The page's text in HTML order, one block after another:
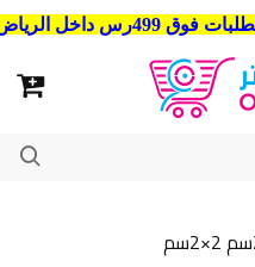
مدن المملكة العربية السعودية